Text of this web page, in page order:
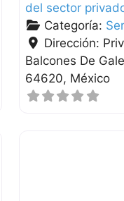
del sector
Categoría:
Dirección:
Balcones De
64620 México